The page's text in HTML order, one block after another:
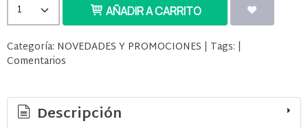
AÑADIR A CARRITO
Categoría: NOVEDADES Y PROMOCIONES | Tags: |
Comentarios
Descripción